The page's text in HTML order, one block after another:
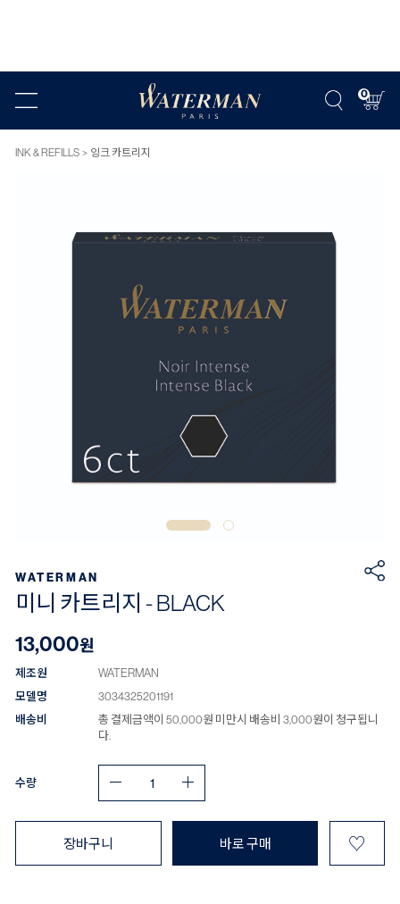
0
INK & REFILLS 잉크 카트리지
WATERMAN
미니 카트리지 - BLACK
13,000원
제조원
WATERMAN
모델명
3034325201191
배송비
총 결제금액이 50,000원 미만시 배송비 3,000원이 청구됩니
다.
수량
장바구니 바로 구매 ♡